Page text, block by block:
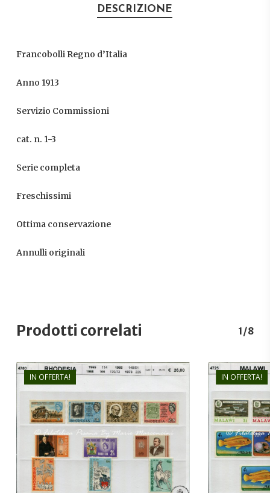
DESCRIZIONE
Francobolli Regno d’Italia
Anno 1913
Servizio Commissioni
cat. n. 1-3
Serie completa
Freschissimi
Ottima conservazione
Annulli originali
Prodotti correlati 1/8
IN OFFERTA!
€26,00
€18,00
IN OFFERTA!